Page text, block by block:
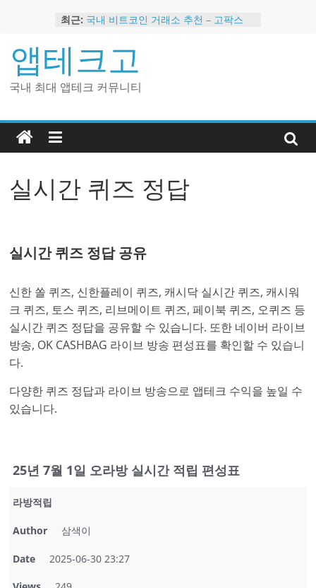
content
최근: 국내 비트코인 거래소 추천 – 고팍스
트
2024 강력히 추천하는 은행 멤버십 현
금 앱테크
해외 코인 거래소 추천 순위 BEST 2
앱테크고
국내 최대 앱테크 커뮤니티
실시간 퀴즈 정답
실시간 퀴즈 정답 공유
신한 쏠 퀴즈, 신한플레이 퀴즈, 캐시닥 실시간 퀴즈, 캐시워
크 퀴즈, 토스 퀴즈, 리브메이트 퀴즈, 페이북 퀴즈, 오퀴즈 등
실시간 퀴즈 정답을 공유할 수 있습니다. 또한 네이버 라이브
방송, OK CASHBAG 라이브 방송 편성표를 확인할 수 있습니
다.
다양한 퀴즈 정답과 라이브 방송으로 앱테크 수익을 높일 수
있습니다.
25년 7월 1일 오라방 실시간 적립 편성표
라방적립
Author 삼색이
Date 2025-06-30 23:27